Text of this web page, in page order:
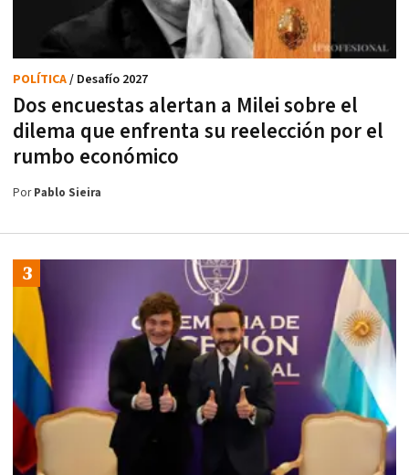
Dos encuestas alertan a Milei sobre el
dilema que enfrenta su reelección por el
rumbo económico
POLÍTICA/ Desafío 2027
PorPablo Sieira